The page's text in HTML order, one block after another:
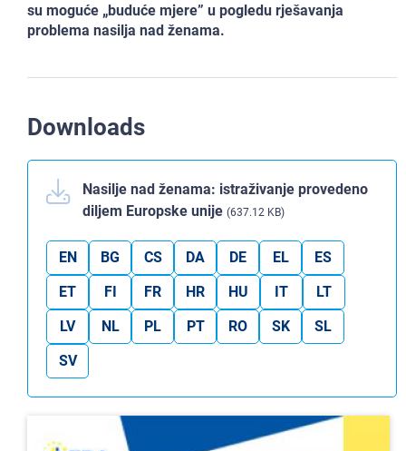
su moguće „buduće mjere” u pogledu rješavanja
problema nasilja nad ženama.
Downloads
Nasilje nad ženama: istraživanje provedeno
diljem Europske unije (637.12 KB)
EN BG CS DA DE EL
ES
ET
FI FR HR HU IT
LT
LV
NL PL PT RO SK
SL
SV